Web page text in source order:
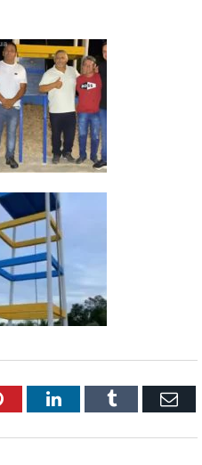
PinterestLinkedInTumblr